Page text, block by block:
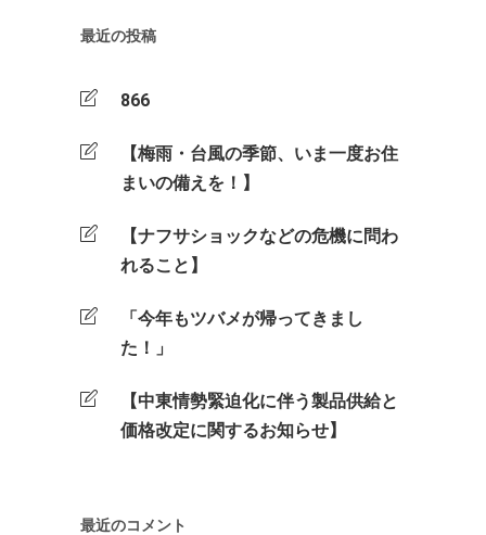
最近の投稿
866
【梅雨・台風の季節、いま一度お住
まいの備えを！】
【ナフサショックなどの危機に問わ
れること】
「今年もツバメが帰ってきまし
た！」
【中東情勢緊迫化に伴う製品供給と
価格改定に関するお知らせ】
最近のコメント